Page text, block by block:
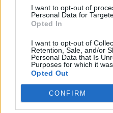
I want to opt-out of
Personal Data for
Opted In
I want to opt-out of
Retention, Sale, and/or
Personal Data that Is
Purposes for which it
Opted Out
CONFIRM
Болярин
Мухаха, мистър Пинки е
мухахаха... мухахахахаха